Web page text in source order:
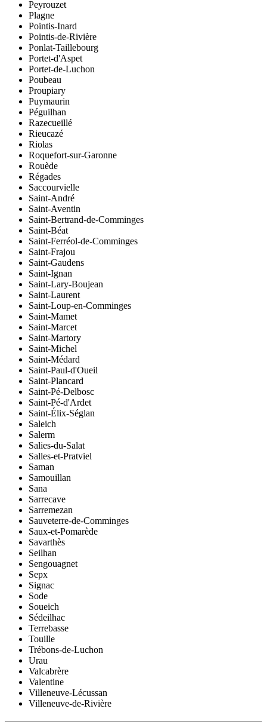
Peyrouzet
Plagne
Pointis-Inard
Pointis-de-Rivière
Ponlat-Taillebourg
Portet-d'Aspet
Portet-de-Luchon
Poubeau
Proupiary
Puymaurin
Péguilhan
Razecueillé
Rieucazé
Riolas
Roquefort-sur-Garonne
Rouède
Régades
Saccourvielle
Saint-André
Saint-Aventin
Saint-Bertrand-de-Comminges
Saint-Béat
Saint-Ferréol-de-Comminges
Saint-Frajou
Saint-Gaudens
Saint-Ignan
Saint-Lary-Boujean
Saint-Laurent
Saint-Loup-en-Comminges
Saint-Mamet
Saint-Marcet
Saint-Martory
Saint-Michel
Saint-Médard
Saint-Paul-d'Oueil
Saint-Plancard
Saint-Pé-Delbosc
Saint-Pé-d'Ardet
Saint-Élix-Séglan
Saleich
Salerm
Salies-du-Salat
Salles-et-Pratviel
Saman
Samouillan
Sana
Sarrecave
Sarremezan
Sauveterre-de-Comminges
Saux-et-Pomarède
Savarthès
Seilhan
Sengouagnet
Sepx
Signac
Sode
Soueich
Sédeilhac
Terrebasse
Touille
Trébons-de-Luchon
Urau
Valcabrère
Valentine
Villeneuve-Lécussan
Villeneuve-de-Rivière